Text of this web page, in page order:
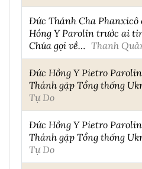
Đức Thánh Cha Phanxicô
Hồng Y Parolin trước ai
Chúa gọi về… Thanh
Đức Hồng Y Pietro
Thánh gặp Tổng thống
Tự Do
Đức Hồng Y Pietro
Thánh gặp Tổng thống
Tự Do